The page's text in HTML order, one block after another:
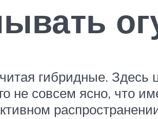
гибридные. Здесь
не совсем ясно, что